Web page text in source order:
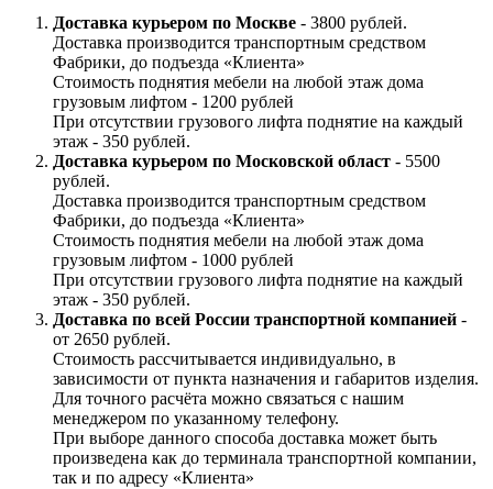
Доставка курьером по Москве - 3800 рублей.
Доставка производится транспортным средством
Фабрики, до подъезда «Клиента»
Стоимость поднятия мебели на любой этаж дома
грузовым лифтом - 1200 рублей
При отсутствии грузового лифта поднятие на каждый
этаж - 350 рублей.
Доставка курьером по Московской област - 5500
рублей.
Доставка производится транспортным средством
Фабрики, до подъезда «Клиента»
Стоимость поднятия мебели на любой этаж дома
грузовым лифтом - 1000 рублей
При отсутствии грузового лифта поднятие на каждый
этаж - 350 рублей.
Доставка по всей России транспортной компанией -
от 2650 рублей.
Стоимость рассчитывается индивидуально, в
зависимости от пункта назначения и габаритов изделия.
Для точного расчёта можно связаться с нашим
менеджером по указанному телефону.
При выборе данного способа доставка может быть
произведена как до терминала транспортной компании,
так и по адресу «Клиента»